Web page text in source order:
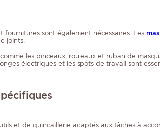
fournitures sont également nécessaires. Les
joints.
les pinceaux, rouleaux et ruban de
électriques et les spots de travail sont
et de quincaillerie adaptés aux tâches à